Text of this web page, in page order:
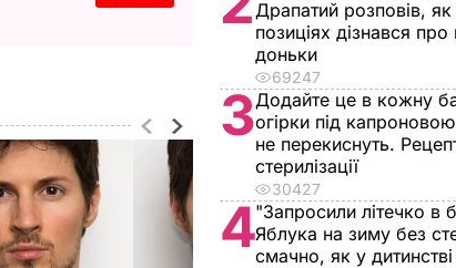
Драпатий розповів, як
позиціях дізнався
доньки
69247
3Додайте це в кожну
огірки під
не перекиснуть.
стерилізації
30427
4"Запросили літечко в
Яблука на зиму без
смачно, як у дитинстві